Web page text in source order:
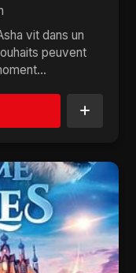
vit dans un
peuvent